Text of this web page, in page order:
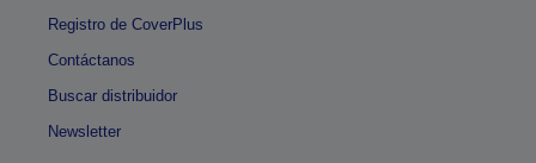
Registro de CoverPlus
Contáctanos
Buscar distribuidor
Newsletter